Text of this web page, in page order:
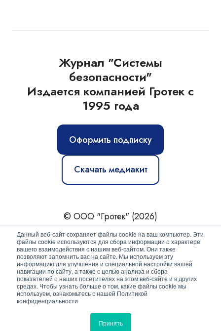
Данный веб-сайт сохраняет файлы cookie на ваш компьютер. Эти
файлы cookie используются для сбора информации о характере
вашего взаимодействия с нашим веб-сайтом. Они также
позволяют запомнить вас на сайте. Мы используем эту
информацию для улучшения и специальной настройки вашей
навигации по сайту, а также с целью анализа и сбора
показателей о наших посетителях на этом веб-сайте и в других
средах. Чтобы узнать больше о том, какие файлы cookie мы
используем, ознакомьтесь с нашей Политикой
конфиденциальности
Принять
Журнал "Системы
безопасности"
Издается компанией Гротек с
1995 года
Оформить подписку
Скачать медиакит
© ООО "Гротек" (2026)
Новости|Статьи|Обзоры|Журнал|О нас
Политика конфиденциальности
Согласие на обработку персональных данных